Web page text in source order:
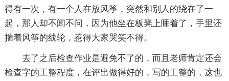
得有一次，有一个人在放风筝，突然和别人的绕在了一
起，那人却不闻不问，因为他坐在板凳上睡着了，手里还
揣着风筝的线轮，惹得大家哭笑不得。
去了之后检查作业是避免不了的，而且老师肯定还会
检查字的工整程度，在评出做得好的，写的工整的，这也